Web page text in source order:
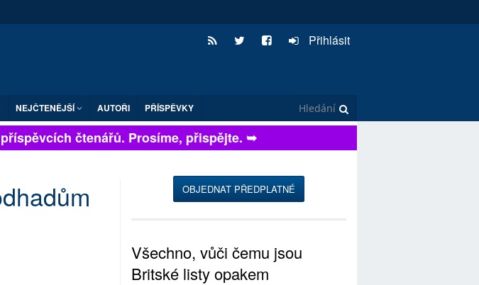
Přihlásit
NEJČTENĚJŠÍ AUTOŘI PŘÍSPĚVKY
čtenářů. Prosíme, přispějte. ➥
OBJEDNAT PŘEDPLATNÉ
Všechno, vůči čemu jsou
Britské listy opakem